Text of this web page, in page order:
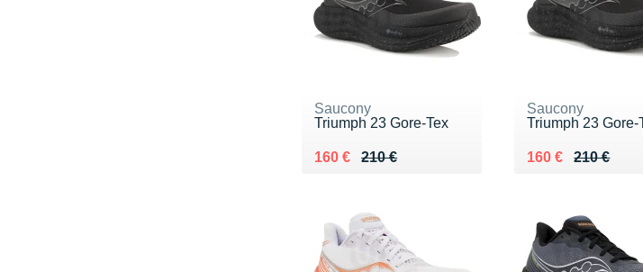
Saucony
Triumph 23 Gore-Tex
210 €
Au lieu de 210 €
160 €
Vendu 160 €
Saucony
Triumph 23 Gore-
210 €
Au lieu de 210 €
160 €
Vendu 160 €